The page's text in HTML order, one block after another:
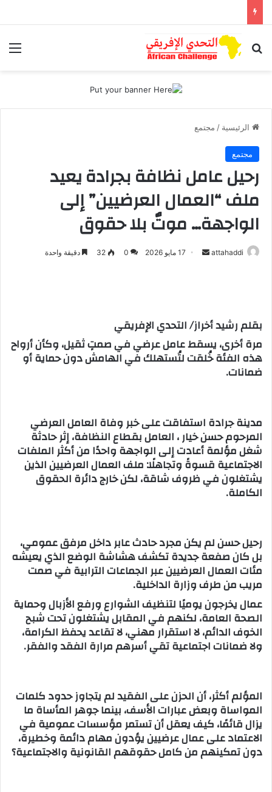
بحث عن
الرئيسية / مجتمع
مجتمع
رحيل عامل نظافة بجرادة يعيد
ملف “العمال العرضيين” إلى
الواجهة… موتٌ بلا حقوق
attahaddi
ر
ي
د
ت
ر
و
17 مايو 2026 0
32 دقيقة واحدة
بقلم رشيد أخراز/ التحدي الإفريقي
مرة أخرى، يسقط عامل عرضي في صمتٍ ثقيل، وكأن أرواح
هذه الفئة خُلقت لتُستهلك في الهامش دون حماية أو
ضمانات.
مدينة جرادة استفاقت على خبر وفاة العامل العرضي
المرحوم حسن خيار ، العامل بقطاع النظافة، إثر حادثة
شغل مؤلمة أعادت إلى الواجهة واحدًا من أكثر الملفات
الاجتماعية قسوةً وتجاهلًا: ملف العمال العرضيين الذين
يشتغلون في ظروف شاقة، لكن خارج دائرة الحقوق
الكاملة.
رحيل حسن لم يكن مجرد حادث عابر داخل مرفق عمومي،
بل كان صفعة جديدة تكشف هشاشة الوضع الذي يعيشه
مئات العمال العرضيين عبر الجماعات الترابية في صمت
مريب من طرف وزارة الداخلية.
عمال يخرجون يوميًا لتنظيف الشوارع ورفع الأزبال وحماية
الصحة العامة، لكنهم في المقابل يشتغلون تحت شبح
الخوف الدائم، لا استقرار مهني، لا تقاعد يحفظ الكرامة،
ولا ضمانات اجتماعية تقي أسرهم مرارة الفقد والفقر.
المؤلم أكثر، أن الحزن على الفقيد لم يتجاوز حدود كلمات
المواساة وبعض عبارات الأسف، بينما جوهر المأساة ما
يزال قائمًا، كيف يعقل أن تستمر مؤسسات عمومية في
الاعتماد على عمال عرضيين يؤدون مهام دائمة وخطيرة،
دون تمكينهم من كامل حقوقهم القانونية والاجتماعية؟